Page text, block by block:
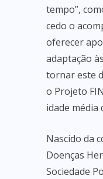
tempo”,
cedo o
oferecer
adaptação
tornar este
o Projeto
idade média
Nascido da
Doenças
Sociedade